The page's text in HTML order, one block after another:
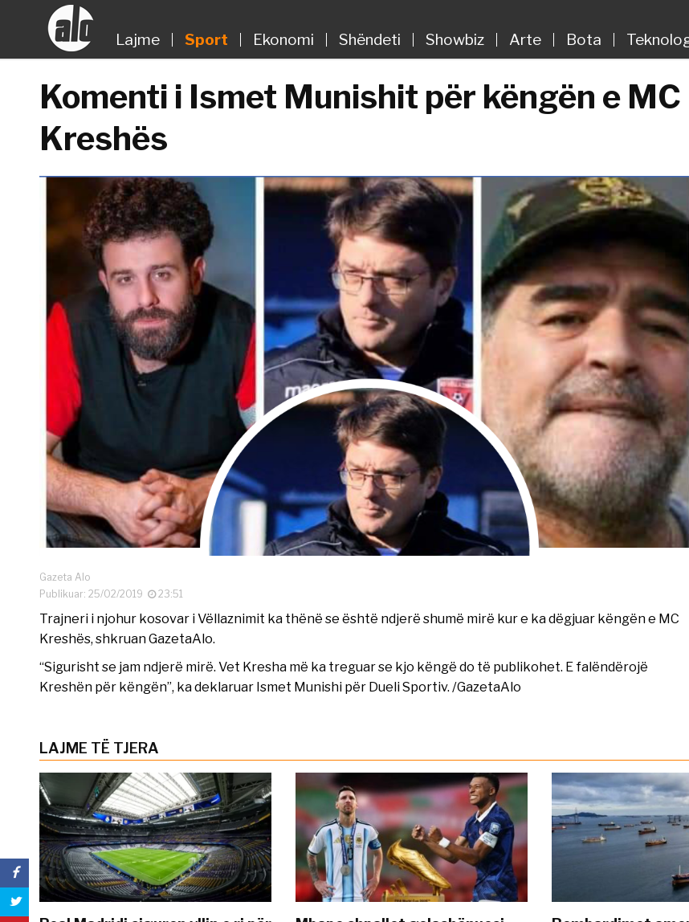
Lajme Sport Ekonomi Shëndeti Showbiz Arte Bota
Komenti i Ismet Munishit për këngën e MC
Kreshës
Gazeta Alo
Publikuar: 25/02/2019
23:51
Trajneri i njohur kosovar i Vëllaznimit ka thënë se është ndjerë shumë mirë kur e ka dëgjuar këngën e MC
Kreshës, shkruan GazetaAlo.
“Sigurisht se jam ndjerë mirë. Vet Kresha më ka treguar se kjo këngë do të publikohet. E falëndërojë
Kreshën për këngën”, ka deklaruar Ismet Munishi për Dueli Sportiv. /GazetaAlo
LAJME TË TJERA